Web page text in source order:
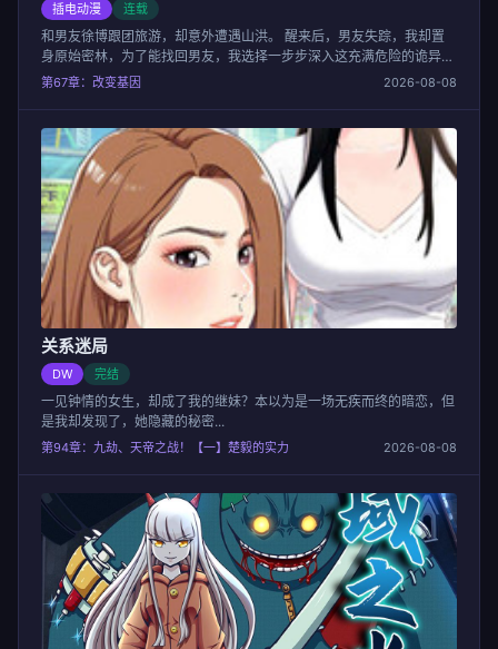
插电动漫 连载
和男友徐博跟团旅游，却意外遭遇山洪。 醒来后，男友失踪，我却置
身原始密林，为了能找回男友，我选择一步步深入这充满危险的诡异森
林
第67章：改变基因 2026-08-08
关系迷局
DW 完结
一见钟情的女生，却成了我的继妹？本以为是一场无疾而终的暗恋，但
是我却发现了，她隐藏的秘密...
第94章：九劫、天帝之战！【一】楚毅的实力 2026-08-08